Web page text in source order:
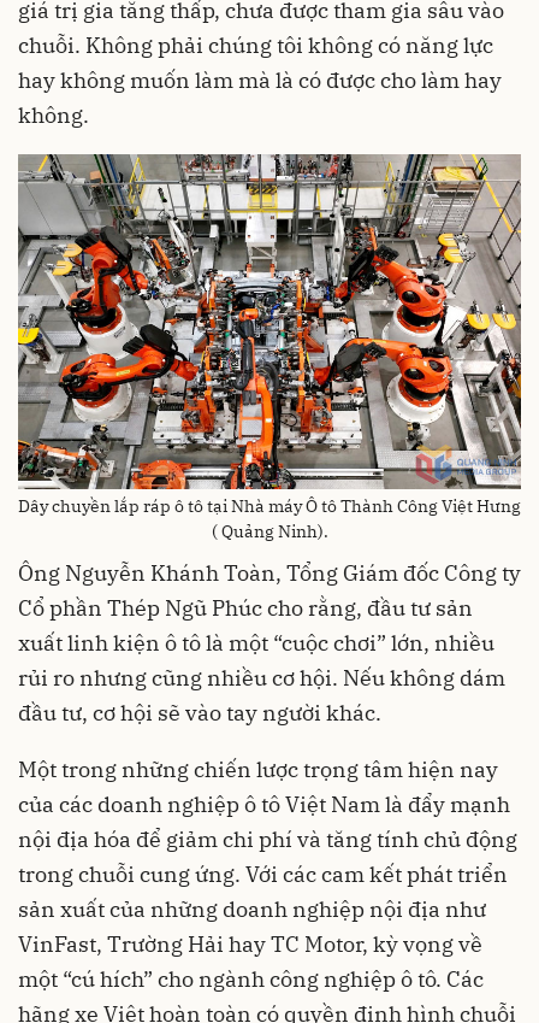
giá trị gia tăng thấp, chưa được tham gia sâu vào
chuỗi. Không phải chúng tôi không có năng lực
hay không muốn làm mà là có được cho làm hay
không.
Dây chuyền lắp ráp ô tô tại Nhà máy Ô tô Thành Công Việt Hưng
( Quảng Ninh).
Ông Nguyễn Khánh Toàn, Tổng Giám đốc Công ty
Cổ phần Thép Ngũ Phúc cho rằng, đầu tư sản
xuất linh kiện ô tô là một “cuộc chơi” lớn, nhiều
rủi ro nhưng cũng nhiều cơ hội. Nếu không dám
đầu tư, cơ hội sẽ vào tay người khác.
Một trong những chiến lược trọng tâm hiện nay
của các doanh nghiệp ô tô Việt Nam là đẩy mạnh
nội địa hóa để giảm chi phí và tăng tính chủ động
trong chuỗi cung ứng. Với các cam kết phát triển
sản xuất của những doanh nghiệp nội địa như
VinFast, Trường Hải hay TC Motor, kỳ vọng về
một “cú hích” cho ngành công nghiệp ô tô. Các
hãng xe Việt hoàn toàn có quyền định hình chuỗi